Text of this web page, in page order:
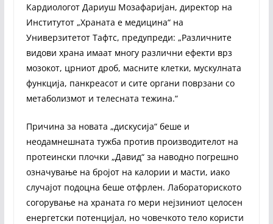
Кардиологот Дариуш Мозафаријан, директор на
Институтот „Храната е медицина“ на
Универзитетот Тафтс, предупреди: „Различните
видови храна имаат многу различни ефекти врз
мозокот, црниот дроб, масните клетки, мускулната
функција, панкреасот и сите органи поврзани со
метаболизмот и телесната тежина.“
Причина за новата „дискусија“ беше и
неодамнешната тужба против производителот на
протеински плочки „Давид“ за наводно погрешно
означување на бројот на калории и масти, иако
случајот подоцна беше отфрлен. Лабораториското
согорување на храната го мери нејзиниот целосен
енергетски потенцијал, но човечкото тело користи